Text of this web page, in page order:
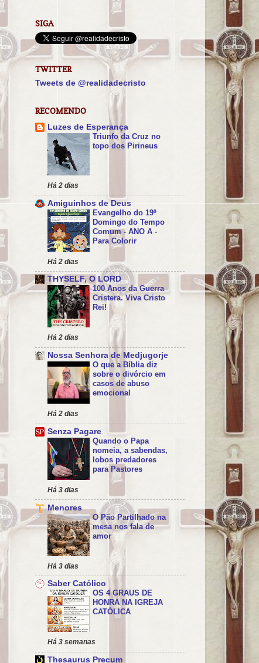
SIGA
TWITTER
Tweets de @realidadecristo
RECOMENDO
Luzes de Esperança
Triunfo da Cruz no
topo dos Pirineus
Há 2 dias
Amiguinhos de Deus
Evangelho do 19º
Domingo do Tempo
Comum - ANO A -
Para Colorir
Há 2 dias
THYSELF, O LORD
100 Anos da Guerra
Cristera. Viva Cristo
Rei!
Há 2 dias
Nossa Senhora de Medjugorje
O que a Bíblia diz
sobre o divórcio em
casos de abuso
emocional
Há 2 dias
Senza Pagare
Quando o Papa
nomeia, a sabendas,
lobos predadores
para Pastores
Há 3 dias
Menores
O Pão Partilhado na
mesa nos fala de
amor
Há 3 dias
Saber Católico
OS 4 GRAUS DE
HONRA NA IGREJA
CATÓLICA
Há 3 semanas
Thesaurus Precum